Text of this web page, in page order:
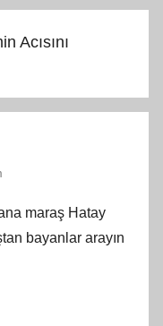
Acısını
maraş Hatay
bayanlar arayın